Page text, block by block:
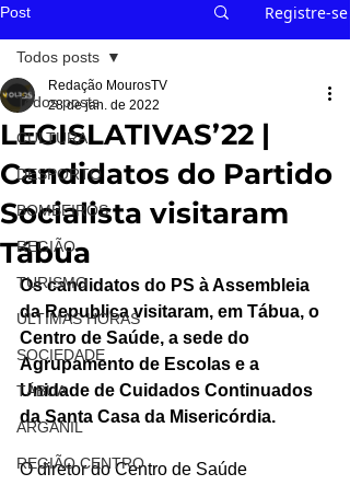
Post Registre-se
Todos posts
CULTURA
DESPORTO
BOMBEIROS
REGIÃO
TURISMO
ÚLTIMAS HORAS
SOCIEDADE
TÁBUA
ARGANIL
REGIÃO CENTRO
Todos posts
LEGISLATIVAS’22 |
Candidatos do Partido
Socialista visitaram
Tábua
Redação MourosTV
28 de jan. de 2022
Os candidatos do PS à Assembleia
da Republica visitaram, em Tábua, o
Centro de Saúde, a sede do
Agrupamento de Escolas e a
Unidade de Cuidados Continuados
da Santa Casa da Misericórdia.
O diretor do Centro de Saúde